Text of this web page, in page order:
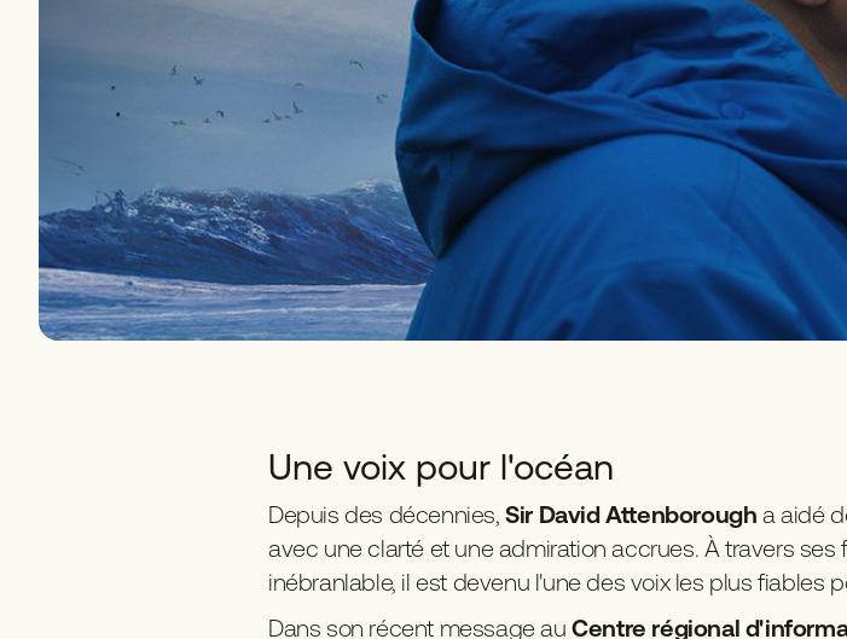
Une voix pour l'océan
Depuis des décennies,Sir David Attenborough a aidé
avec une clarté et une admiration accrues. À travers
inébranlable, il est devenu l'une des voix les plus fiables
Dans son récent message auCentre régional